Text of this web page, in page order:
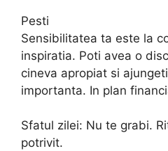
Pesti
Sensibilitatea ta este la
inspiratia. Poti avea o
cineva apropiat si
importanta. In plan
Sfatul zilei: Nu te grabi.
potrivit.